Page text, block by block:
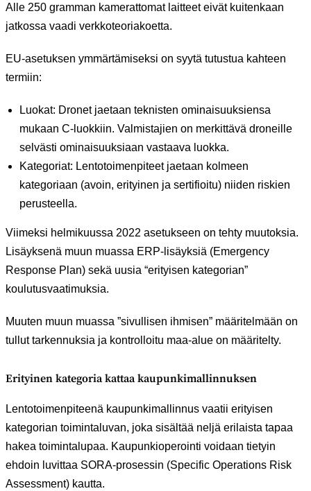
Alle 250 gramman kamerattomat laitteet eivät kuitenkaan
jatkossa vaadi verkkoteoriakoetta.
EU-asetuksen ymmärtämiseksi on syytä tutustua kahteen
termiin:
Luokat: Dronet jaetaan teknisten ominaisuuksiensa
mukaan C-luokkiin. Valmistajien on merkittävä droneille
selvästi ominaisuuksiaan vastaava luokka.
Kategoriat: Lentotoimenpiteet jaetaan kolmeen
kategoriaan (avoin, erityinen ja sertifioitu) niiden riskien
perusteella.
Viimeksi helmikuussa 2022 asetukseen on tehty muutoksia.
Lisäyksenä muun muassa ERP-lisäyksiä (Emergency
Response Plan) sekä uusia “erityisen kategorian”
koulutusvaatimuksia.
Muuten muun muassa ”sivullisen ihmisen” määritelmään on
tullut tarkennuksia ja kontrolloitu maa-alue on määritelty.
Erityinen kategoria kattaa kaupunkimallinnuksen
Lentotoimenpiteenä kaupunkimallinnus vaatii erityisen
kategorian toimintaluvan, joka sisältää neljä erilaista tapaa
hakea toimintalupaa. Kaupunkioperointi voidaan tietyin
ehdoin luvittaa SORA-prosessin (Specific Operations Risk
Assessment) kautta.